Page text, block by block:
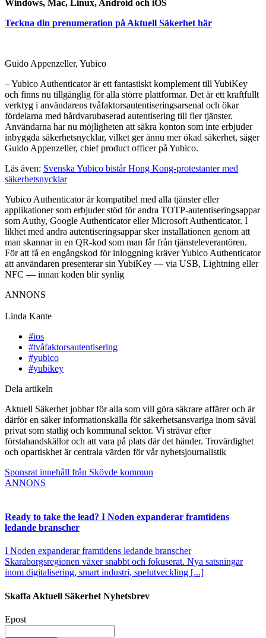
Windows, Mac, Linux, Android och iOS
Teckna din prenumeration på Aktuell Säkerhet här
Guido Appenzeller, Yubico
– Yubico Authenticator är ett fantastiskt komplement till YubiKey
och finns nu tillgänglig för alla större plattformar. Det är ett kraftfullt
verktyg i användarens tvåfaktorsautentiseringsarsenal och ökar
fördelarna med hårdvarubaserad autentisering till fler tjänster.
Användarna har nu möjligheten att säkra konton som inte erbjuder
inbyggda säkerhetsnycklar, vilket ger ännu mer ökad säkerhet, säger
Guido Appenzeller, chief product officer på Yubico.
Läs även: Svenska Yubico bistår Hong Kong-protestanter med
säkerhetsnycklar
Yubico Authenticator är kompatibel med alla tjänster eller
applikationer som erbjuder stöd för andra TOTP-autentiseringsappar
som Authy, Google Authenticator eller Microsoft Authenticator. I
likhet med andra autentiseringsappar sker installationen genom att
man skannar in en QR-kod som man får från tjänsteleverantören.
För att få en engångskod för inloggning kräver Yubico Authenticator
att användaren presenterar sin YubiKey — via USB, Lightning eller
NFC — innan koden blir synlig
ANNONS
Linda Kante
#ios
#tvåfaktorsautentisering
#yubico
#yubikey
Dela artikeln
Aktuell Säkerhet jobbar för alla som vill göra säkrare affärer och är
därför en säker informationskälla för säkerhetsansvariga inom såväl
privat som statlig och kommunal sektor. Vi strävar efter
förstahandskällor och att vara på plats där det händer. Trovärdighet
och opartiskhet är centrala värden för vår nyhetsjournalistik
Sponsrat innehåll från Skövde kommun
ANNONS
Ready to take the lead? I Noden expanderar framtidens
ledande branscher
I Noden expanderar framtidens ledande branscher
Skaraborgsregionen växer snabbt och fokuserat. Nya satsningar
inom digitalisering, smart industri, spelutveckling [...]
Skaffa Aktuell Säkerhet Nyhetsbrev
Epost